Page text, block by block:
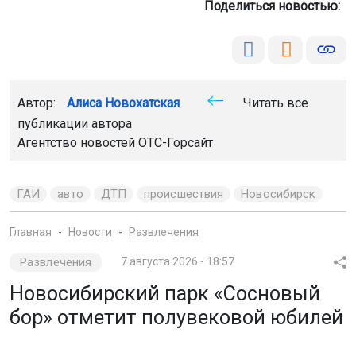
Поделиться новостью:
Автор: Алиса Новохатская
Читать все
публикации автора
Агентство новостей ОТС-Горсайт
ГАИ авто ДТП происшествия Новосибирск
Главная Новости Развлечения
Развлечения 7 августа 2026 - 18:57
Новосибирский парк «Сосновый
бор» отметит полувековой юбилей